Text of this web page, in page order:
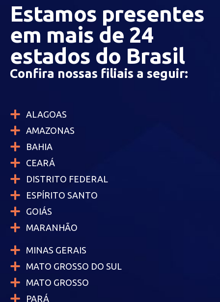
Estamos presentes
em mais de 24
estados do Brasil
Confira nossas filiais a seguir:
ALAGOAS
AMAZONAS
BAHIA
CEARÁ
DISTRITO FEDERAL
ESPÍRITO SANTO
GOIÁS
MARANHÃO
MINAS GERAIS
MATO GROSSO DO SUL
MATO GROSSO
PARÁ